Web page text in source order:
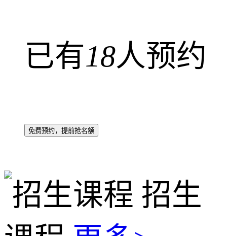
已有18人预约
免费预约，提前抢名额
招生